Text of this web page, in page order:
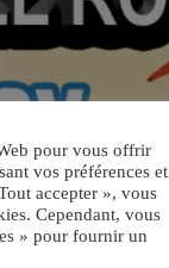
pour vous offrir
vos préférences et
accepter », vous
Cependant, vous
» pour fournir un